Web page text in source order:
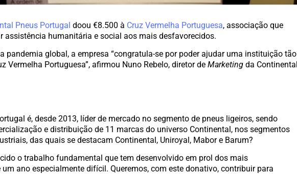
Pneus Portugal doou €8.500 à Cruz Vermelha Portuguesa, associação que
assistência humanitária e social aos mais desfavorecidos.
pandemia global, a empresa “congratula-se por poder ajudar uma instituição tão
Vermelha Portuguesa”, afirmou Nuno Rebelo, diretor deMarketingda Continental
é, desde 2013, líder de mercado no segmento de pneus ligeiros, sendo
e distribuição de 11 marcas do universo Continental, nos segmentos
das quais se destacam Continental, Uniroyal, Mabor e Barum?
o trabalho fundamental que tem desenvolvido em prol dos mais
um ano especialmente difícil. Queremos, com este donativo, contribuir para